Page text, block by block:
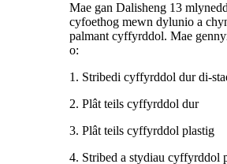
Mae gan Dalisheng 13
cyfoethog mewn dylunio a
palmant cyffyrddol. Mae
o:
1. Stribedi cyffyrddol dur di-
2. Plât teils cyffyrddol dur
3. Plât teils cyffyrddol plastig
4. Stribed a stydiau cyffyrddol